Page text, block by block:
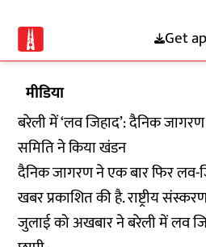
Get
मीडिया
बरेली में ‘लव जिहाद’: दैनिक
समिति ने किया खंडन
दैनिक जागरण ने एक बार फिर लव-
खबर प्रकाशित की है. राष्ट्रीय
जुलाई को अखबार ने बरेली में लव